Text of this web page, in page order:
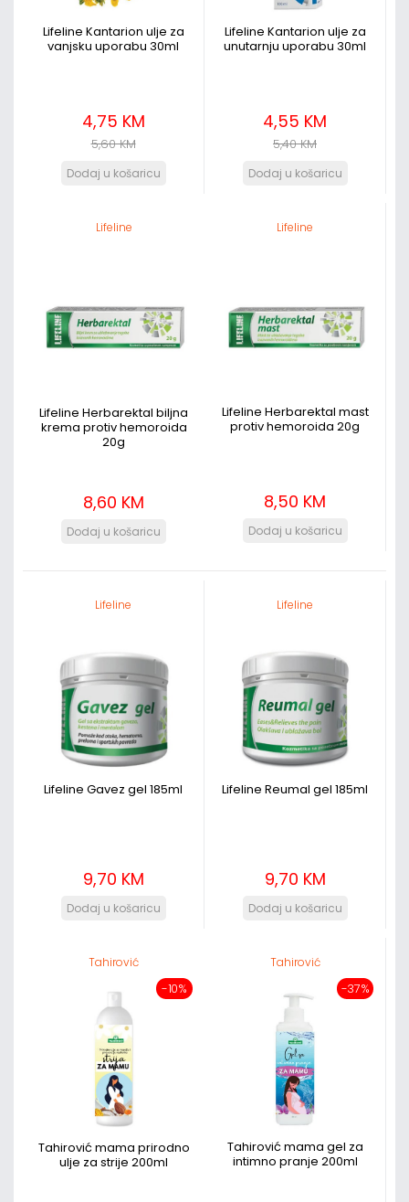
Lifeline Kantarion ulje za
vanjsku uporabu 30ml
4,75 KM
5,60 KM
Lifeline Kantarion ulje za
unutarnju uporabu 30ml
4,55 KM
5,40 KM
Lifeline
Lifeline Herbarektal biljna
krema protiv hemoroida
20g
8,60 KM
Lifeline
Lifeline Herbarektal mast
protiv hemoroida 20g
8,50 KM
Lifeline
Lifeline Gavez gel 185ml
9,70 KM
Lifeline
Lifeline Reumal gel 185ml
9,70 KM
Tahirović
-10%
Tahirović mama prirodno
ulje za strije 200ml
Tahirović
-37%
Tahirović mama gel za
intimno pranje 200ml